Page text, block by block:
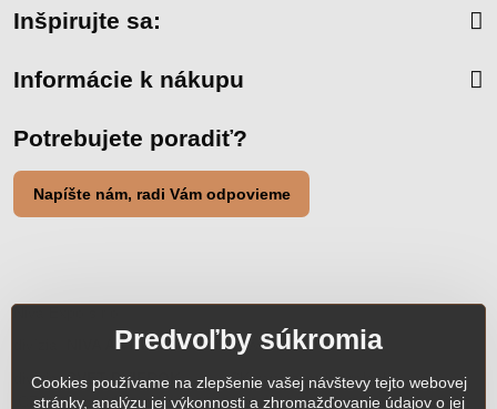
Inšpirujte sa:
Informácie k nákupu
Potrebujete poradiť?
Napíšte nám, radi Vám odpovieme
Niva Expo s.r.o.
NIVA ART INTERIERY:www.nivaart.sk
divízia:SVET DVIEROK: SKwww.svetdvierok.sk,
CZwww.svetdvierok.cz
Predvoľby súkromia
Cookies používame na zlepšenie vašej návštevy tejto webovej
stránky, analýzu jej výkonnosti a zhromažďovanie údajov o jej